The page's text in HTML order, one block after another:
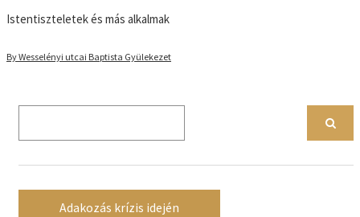
Istentiszteletek és más alkalmak
By Wesselényi utcai Baptista Gyülekezet
Adakozás krízis idején